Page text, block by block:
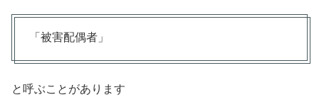
「被害配偶者」
と呼ぶことがあります